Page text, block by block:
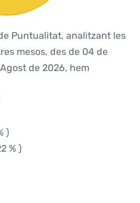
Puntualitat, analitzant les
mesos, des de 04 de
de 2026, hem
)
% )